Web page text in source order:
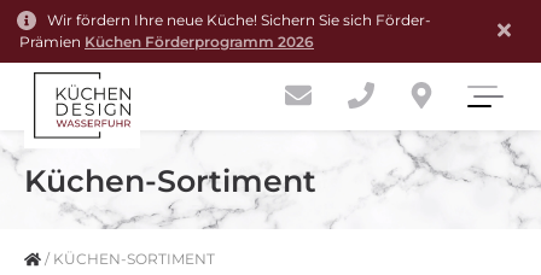
Wir fördern Ihre neue Küche! Sichern Sie sich Förder-
Prämien Küchen Förderprogramm 2026
Küchen-Sortiment
/ KÜCHEN-SORTIMENT